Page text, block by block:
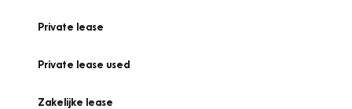
Private lease
Private lease used
Zakelijke lease